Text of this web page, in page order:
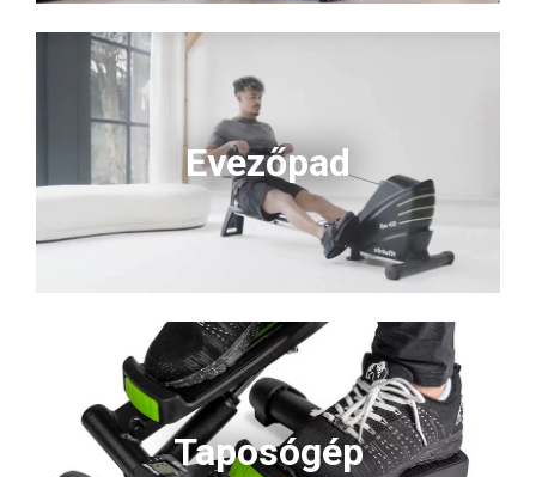
Evezőpad
Taposógép